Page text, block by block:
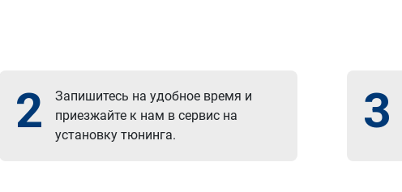
2
Запишитесь на удобное время и
приезжайте к нам в сервис на
установку тюнинга.
3